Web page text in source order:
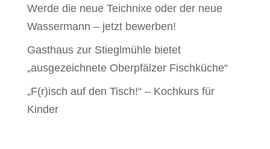
Werde die neue Teichnixe oder der neue
Wassermann – jetzt bewerben!
Gasthaus zur Stieglmühle bietet
„ausgezeichnete Oberpfälzer Fischküche“
„F(r)isch auf den Tisch!“ – Kochkurs für
Kinder